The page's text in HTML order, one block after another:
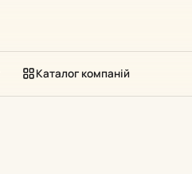
Каталог компаній